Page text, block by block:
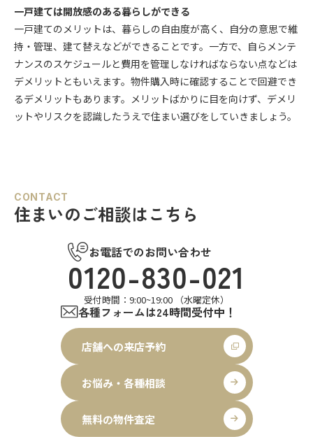
一戸建ては開放感のある暮らしができる
一戸建てのメリットは、暮らしの自由度が高く、自分の意思で維
持・管理、建て替えなどができることです。一方で、自らメンテ
ナンスのスケジュールと費用を管理しなければならない点などは
デメリットともいえます。物件購入時に確認することで回避でき
るデメリットもあります。メリットばかりに目を向けず、デメリ
ットやリスクを認識したうえで住まい選びをしていきましょう。
CONTACT
住まいのご相談はこちら
お電話でのお問い合わせ
0120-830-021
受付時間：9:00~19:00 （水曜定休）
各種フォームは24時間受付中！
店舗への来店予約
お悩み・各種相談
無料の物件査定